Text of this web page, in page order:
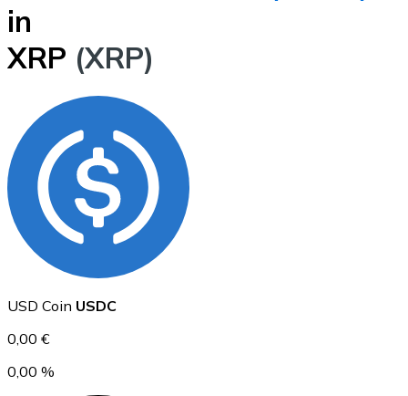
Ethereum
ETH
in
XRP (XRP)
USD Coin USDC
0,00 €
0,00 %